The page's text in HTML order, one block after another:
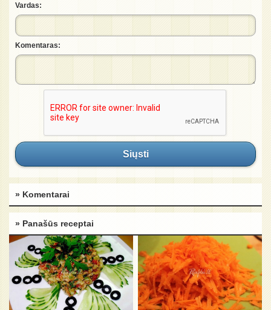
Vardas:
Komentaras:
Siųsti
» Komentarai
» Panašūs receptai